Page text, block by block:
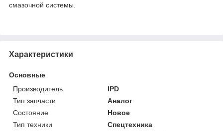
смазочной системы.
Характеристики
Основные
Производитель
IPD
Тип запчасти
Аналог
Состояние
Новое
Тип техники
Спецтехника